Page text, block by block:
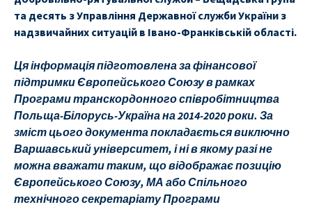
та десять з Управління Державної служби України з
надзвичайних ситуацій в Івано-Франківській області.
Ця інформація підготовлена за фінансової
підтримки Європейського Союзу в рамках
Програми транскордонного співробітництва
Польща-Білорусь-Україна на 2014-2020 роки. За
зміст цього документа покладається виключно
Варшавський університет, і ні в якому разі не
можна вважати таким, що відображає позицію
Європейського Союзу, МА або Спільного
технічного секретаріату Програми